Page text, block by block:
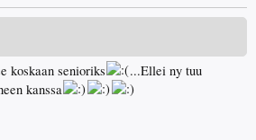
koskaan senioriks
...Ellei ny tuu
kanssa